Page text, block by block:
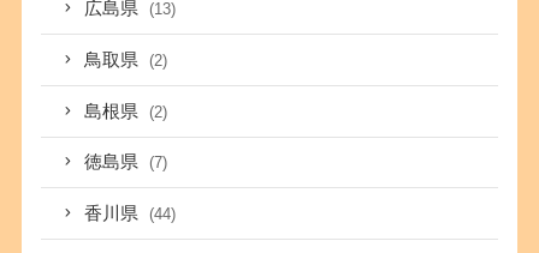
広島県 (13)
鳥取県 (2)
島根県 (2)
徳島県 (7)
香川県 (44)